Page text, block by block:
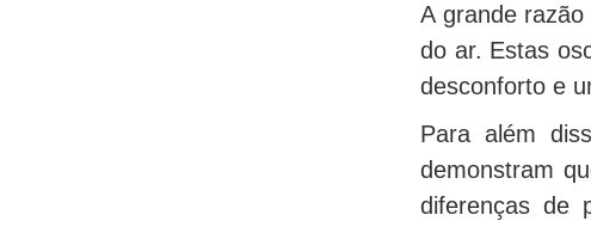
A grande
do ar. Estas
desconforto e
Para além
demonstram
diferenças de